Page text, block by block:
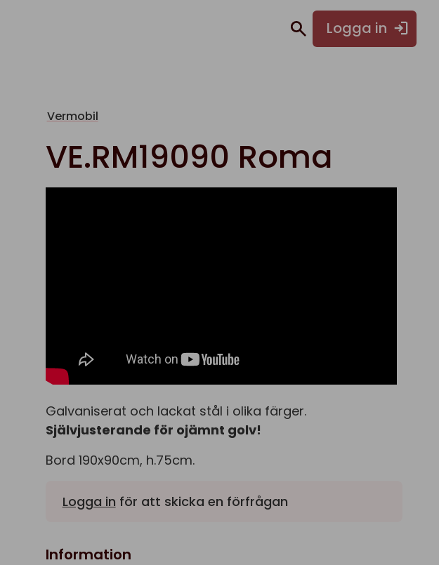
Logga in
Vermobil
VE.RM19090 Roma
Galvaniserat och lackat stål i olika färger.
Självjusterande för ojämnt golv!
Bord 190x90cm, h.75cm.
Logga in för att skicka en förfrågan
Information